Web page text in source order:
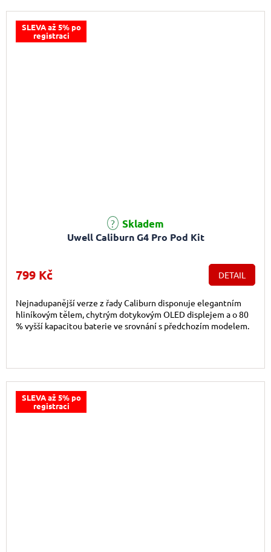
SLEVA až 5% po
registraci
Uwell Caliburn G4 Pro Pod Kit
Skladem
799 Kč DETAIL
Nejnadupanější verze z řady Caliburn disponuje elegantním
hliníkovým tělem, chytrým dotykovým OLED displejem a o 80
% vyšší kapacitou baterie ve srovnání s předchozím modelem.
SLEVA až 5% po
registraci